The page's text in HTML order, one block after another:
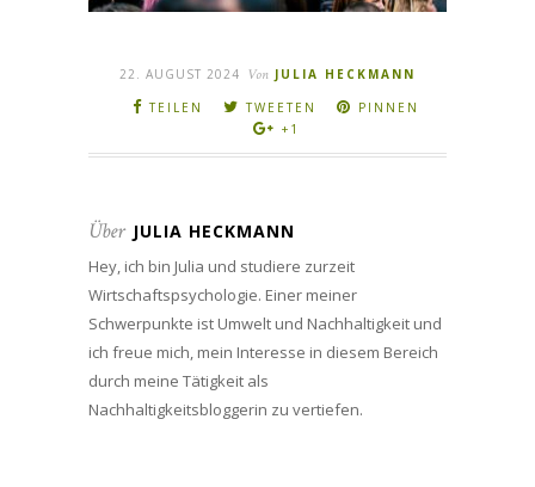
22. AUGUST 2024 Von JULIA HECKMANN
TEILEN
TWEETEN
PINNEN
+1
Über JULIA HECKMANN
Hey, ich bin Julia und studiere zurzeit
Wirtschaftspsychologie. Einer meiner
Schwerpunkte ist Umwelt und Nachhaltigkeit und
ich freue mich, mein Interesse in diesem Bereich
durch meine Tätigkeit als
Nachhaltigkeitsbloggerin zu vertiefen.